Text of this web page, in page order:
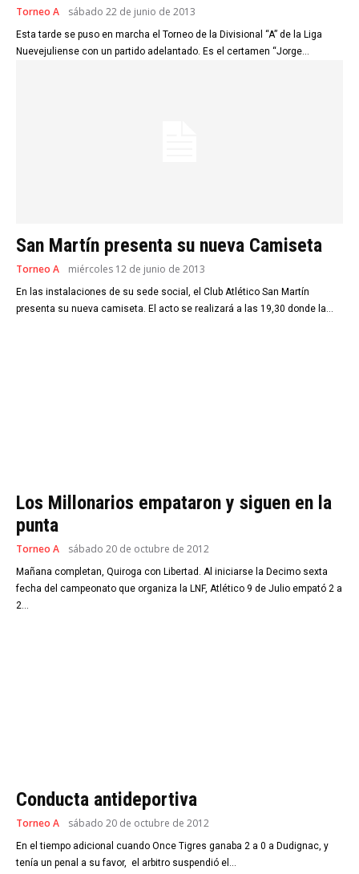
Torneo A sábado 22 de junio de 2013
Esta tarde se puso en marcha el Torneo de la Divisional “A” de la Liga
Nuevejuliense con un partido adelantado. Es el certamen “Jorge...
San Martín presenta su nueva Camiseta
Torneo A miércoles 12 de junio de 2013
En las instalaciones de su sede social, el Club Atlético San Martín
presenta su nueva camiseta. El acto se realizará a las 19,30 donde la...
Los Millonarios empataron y siguen en la
punta
Torneo A sábado 20 de octubre de 2012
Mañana completan, Quiroga con Libertad. Al iniciarse la Decimo sexta
fecha del campeonato que organiza la LNF, Atlético 9 de Julio empató 2 a
2...
Conducta antideportiva
Torneo A sábado 20 de octubre de 2012
En el tiempo adicional cuando Once Tigres ganaba 2 a 0 a Dudignac, y
tenía un penal a su favor, el arbitro suspendió el...